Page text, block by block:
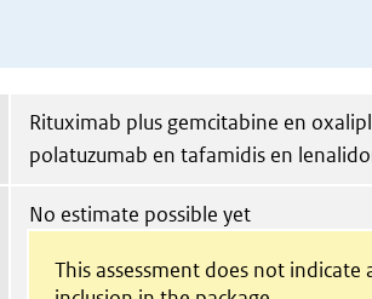
Rituximab plus gemcitabine en
polatuzumab en tafamidis en
No estimate possible yet
This assessment does not indicate